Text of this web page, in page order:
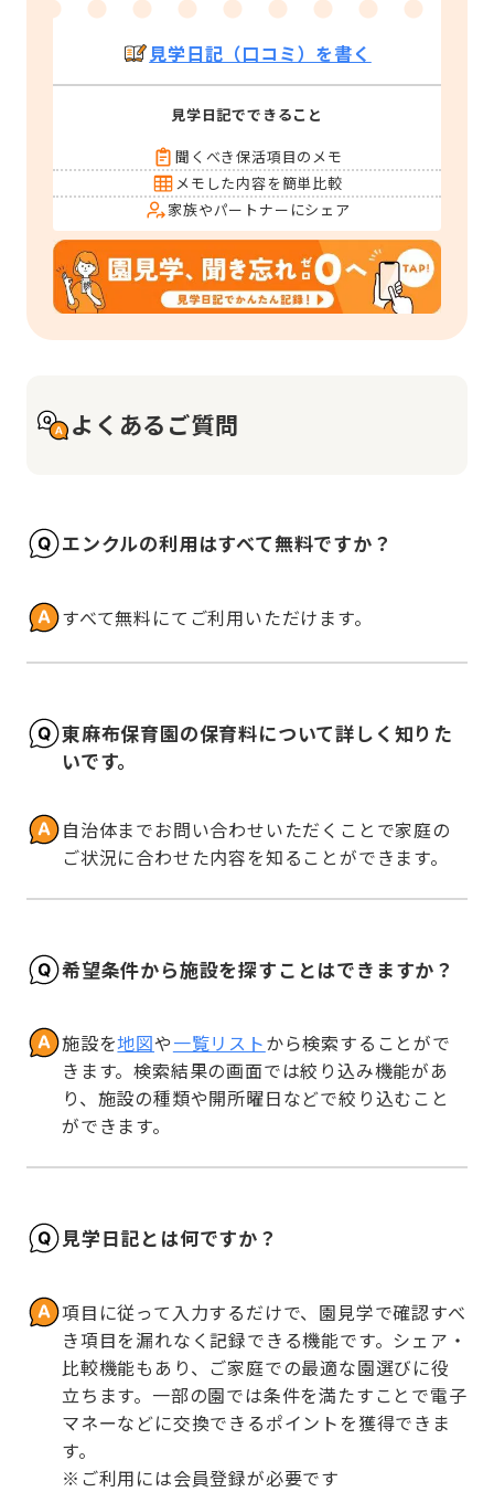
見学日記（口コミ）を書く
見学日記でできること
聞くべき保活項目のメモ
メモした内容を簡単比較
家族やパートナーにシェア
よくあるご質問
エンクルの利用はすべて無料ですか？
すべて無料にてご利用いただけます。
東麻布保育園の保育料について詳しく知りた
いです。
自治体までお問い合わせいただくことで家庭の
ご状況に合わせた内容を知ることができます。
希望条件から施設を探すことはできますか？
施設を地図や一覧リストから検索することがで
きます。検索結果の画面では絞り込み機能があ
り、施設の種類や開所曜日などで絞り込むこと
ができます。
見学日記とは何ですか？
項目に従って入力するだけで、園見学で確認すべ
き項目を漏れなく記録できる機能です。シェア・
比較機能もあり、ご家庭での最適な園選びに役
立ちます。一部の園では条件を満たすことで電子
マネーなどに交換できるポイントを獲得できま
す。
※ご利用には会員登録が必要です